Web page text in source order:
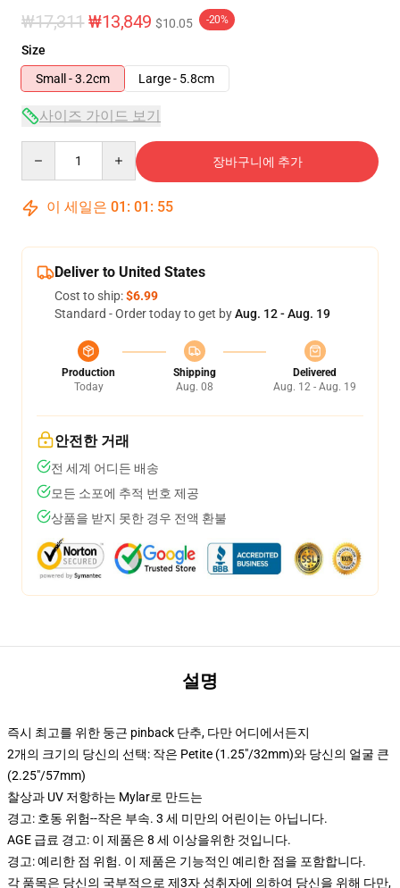
₩17,311 ₩13,849 $10.05 -20%
Size
Small - 3.2cm
Large - 5.8cm
사이즈 가이드 보기
장바구니에 추가
이 세일은 01 : 01 : 55
Deliver to United States
Cost to ship:$6.99
Standard - Order today to get byAug. 12 - Aug. 19
Production
Today
Shipping
Aug. 08
Delivered
Aug. 12 - Aug. 19
안전한 거래
전 세계 어디든 배송
모든 소포에 추적 번호 제공
상품을 받지 못한 경우 전액 환불
설명
즉시 최고를 위한 둥근 pinback 단추, 다만 어디에서든지
2개의 크기의 당신의 선택: 작은 Petite (1.25"/32mm)와 당신의 얼굴 큰
(2.25"/57mm)
찰상과 UV 저항하는 Mylar로 만드는
경고: 호동 위험--작은 부속. 3 세 미만의 어린이는 아닙니다.
AGE 급료 경고: 이 제품은 8 세 이상을위한 것입니다.
경고: 예리한 점 위험. 이 제품은 기능적인 예리한 점을 포함합니다.
각 품목은 당신의 국부적으로 제3자 성취자에 의하여 당신을 위해 다만,